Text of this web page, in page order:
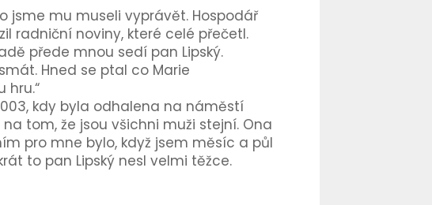
jsme mu museli vyprávět. Hospodář
radniční noviny, které celé přečetl.
přede mnou sedí pan Lipský.
Hned se ptal co Marie
hru.“
kdy byla odhalena na náměstí
tom, že jsou všichni muži stejní. Ona
pro mne bylo, když jsem měsíc a půl
to pan Lipský nesl velmi těžce.